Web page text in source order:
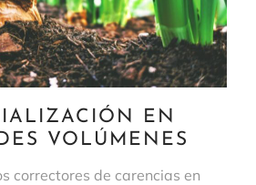
EN
VOLÚMENES
correctores de carencias en